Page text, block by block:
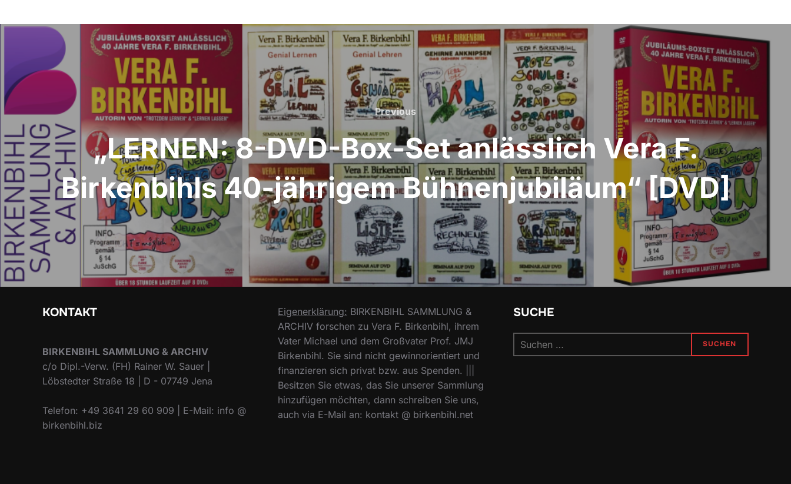
Beitragsnavigation
Previous
Previous
„LERNEN: 8-DVD-Box-Set anlässlich Vera F.
Birkenbihls 40-jährigem Bühnenjubiläum“ [DVD]
KONTAKT
BIRKENBIHL SAMMLUNG & ARCHIV
c/o Dipl.-Verw. (FH) Rainer W. Sauer |
Löbstedter Straße 18 | D - 07749 Jena
Telefon: +49 3641 29 60 909 | E-Mail: info @
birkenbihl.biz
Eigenerklärung: BIRKENBIHL SAMMLUNG &
ARCHIV forschen zu Vera F. Birkenbihl, ihrem
Vater Michael und dem Großvater Prof. JMJ
Birkenbihl. Sie sind nicht gewinnorientiert und
finanzieren sich privat bzw. aus Spenden. |||
Besitzen Sie etwas, das Sie unserer Sammlung
hinzufügen möchten, dann schreiben Sie uns,
auch via E-Mail an: kontakt @ birkenbihl.net
SUCHE
Suchen
nach:
SUCHEN